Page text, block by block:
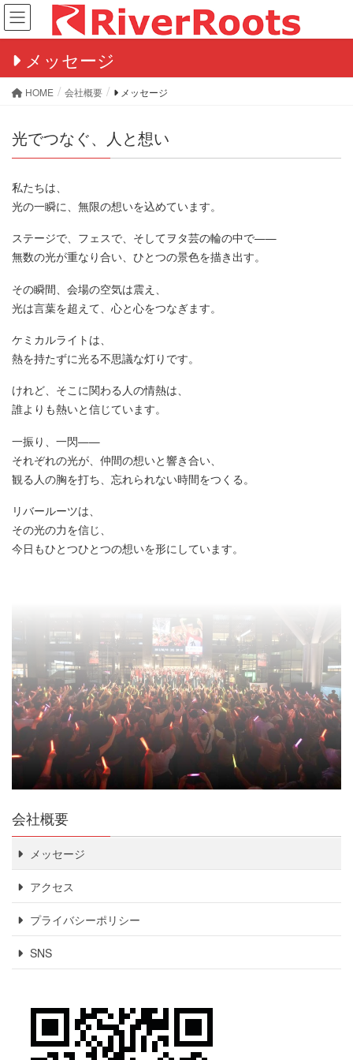
メッセージ
HOME 会社概要 メッセージ
光でつなぐ、人と想い
私たちは、
光の一瞬に、無限の想いを込めています。
ステージで、フェスで、そしてヲタ芸の輪の中で——
無数の光が重なり合い、ひとつの景色を描き出す。
その瞬間、会場の空気は震え、
光は言葉を超えて、心と心をつなぎます。
ケミカルライトは、
熱を持たずに光る不思議な灯りです。
けれど、そこに関わる人の情熱は、
誰よりも熱いと信じています。
一振り、一閃——
それぞれの光が、仲間の想いと響き合い、
観る人の胸を打ち、忘れられない時間をつくる。
リバールーツは、
その光の力を信じ、
今日もひとつひとつの想いを形にしています。
会社概要
メッセージ
アクセス
プライバシーポリシー
SNS